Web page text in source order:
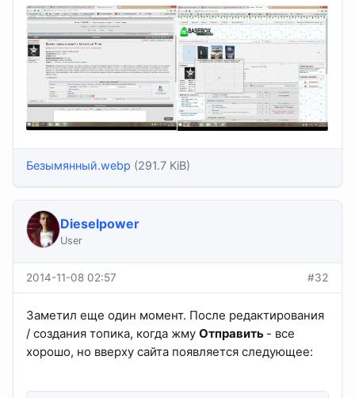
Безымянный.webp (291.7 KiB)
Dieselpower
User
2014-11-08 02:57 #32
Заметил еще один момент. После редактирования
/ создания топика, когда жму Отправить - все
хорошо, но вверху сайта появляется следующее: